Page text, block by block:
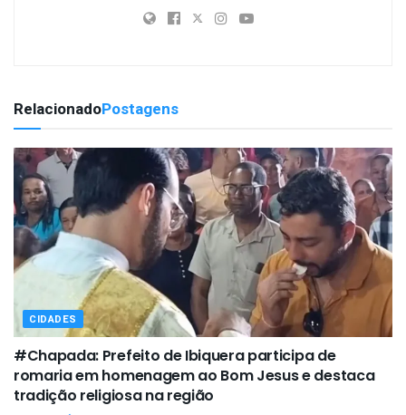
RelacionadoPostagens
CIDADES
#Chapada: Prefeito de Ibiquera participa de
romaria em homenagem ao Bom Jesus e destaca
tradição religiosa na região